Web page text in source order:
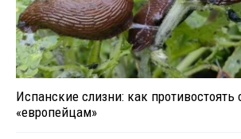
Испанские слизни: как противостоять
«европейцам»